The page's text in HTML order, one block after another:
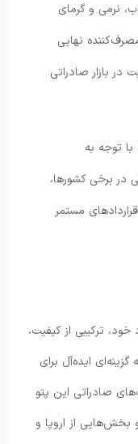
نرمی و گرمای
نهایی
در بازار صادراتی
با توجه به
در برخی کشورها،
مستمر
ترکیبی از کیفیت،
ایده‌آل برای
صادراتی این پتو
بخش‌هایی از اروپا و